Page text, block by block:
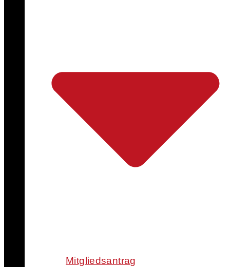
Mitgliedsantrag